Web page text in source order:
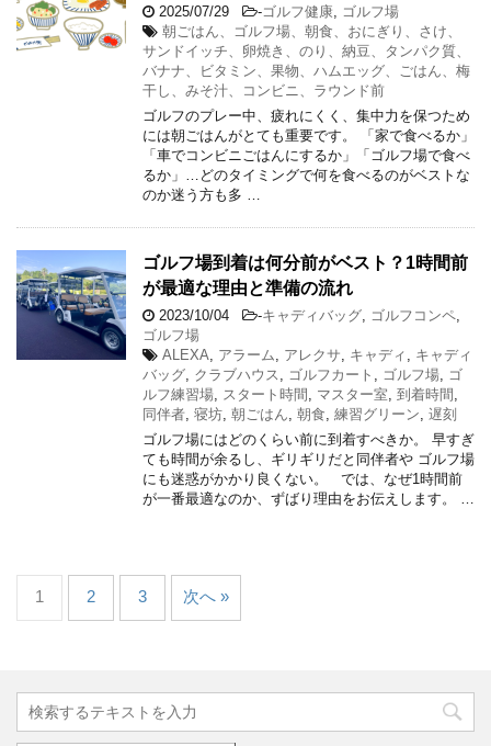
2025/07/29 -ゴルフ健康
ゴルフ場
朝ごはん、ゴルフ場、朝食、おにぎり、さけ、
サンドイッチ、卵焼き、のり、納豆、タンパク質、
バナナ、ビタミン、果物、ハムエッグ、ごはん、梅
干し、みそ汁、コンビニ、ラウンド前
ゴルフのプレー中、疲れにくく、集中力を保つため
には朝ごはんがとても重要です。 「家で食べるか」
「車でコンビニごはんにするか」「ゴルフ場で食べ
るか」…どのタイミングで何を食べるのがベストな
のか迷う方も多 …
ゴルフ場到着は何分前がベスト？1時間前
が最適な理由と準備の流れ
2023/10/04 -キャディバッグ ゴルフコンペ
ゴルフ場
ALEXA
アラーム アレクサ キャディ
キャディ
バッグ クラブハウス ゴルフカート ゴルフ場
ゴ
ルフ練習場
スタート時間 マスター室 到着時間
同伴者 寝坊 朝ごはん 朝食 練習グリーン 遅刻
ゴルフ場にはどのくらい前に到着すべきか。 早すぎ
ても時間が余るし、ギリギリだと同伴者や ゴルフ場
にも迷惑がかかり良くない。 では、なぜ1時間前
が一番最適なのか、ずばり理由をお伝えします。 …
1 2 3 次へ »